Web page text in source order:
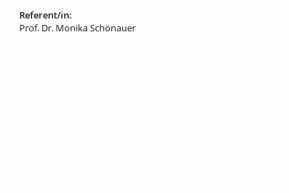
Referent/in:
Prof. Dr. Monika Schönauer